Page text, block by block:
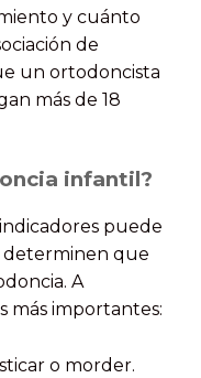
y cuánto
de
un ortodoncista
más de 18
infantil?
puede
determinen que
A
más importantes:
o morder.